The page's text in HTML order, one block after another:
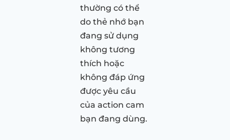
thường có thể
do thẻ nhớ bạn
đang sử dụng
không tương
thích hoặc
không đáp ứng
được yêu cầu
của action cam
bạn đang dùng.